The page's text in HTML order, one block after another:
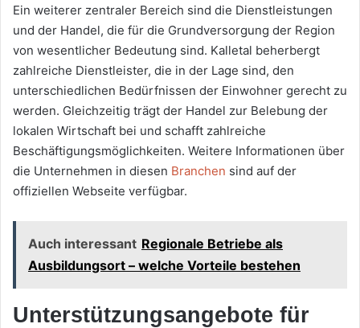
Ein weiterer zentraler Bereich sind die Dienstleistungen
und der Handel, die für die Grundversorgung der Region
von wesentlicher Bedeutung sind. Kalletal beherbergt
zahlreiche Dienstleister, die in der Lage sind, den
unterschiedlichen Bedürfnissen der Einwohner gerecht zu
werden. Gleichzeitig trägt der Handel zur Belebung der
lokalen Wirtschaft bei und schafft zahlreiche
Beschäftigungsmöglichkeiten. Weitere Informationen über
die Unternehmen in diesen Branchen sind auf der
offiziellen Webseite verfügbar.
Auch interessant Regionale Betriebe als
Ausbildungsort – welche Vorteile bestehen
Unterstützungsangebote für